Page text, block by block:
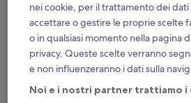
Accumula vantaggi con
soggiorno
Risparmia di più con le
iscritti
nei cookie, per il trattamento dei dati
accettare o gestire le proprie scelte
o in qualsiasi momento nella pagina
privacy. Queste scelte verranno
e non influenzeranno i dati sulla
Noi e i nostri partner trattiamo